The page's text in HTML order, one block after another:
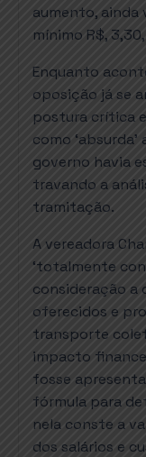
aumento, ainda
mínimo R$,
Enquanto
oposição já se
postura crítica
como
governo havia
travando a
tramitação.
A vereadora
‘totalmente
consideração a
oferecidos e
transporte
impacto
fosse
fórmula para
nela conste a
dos salários e